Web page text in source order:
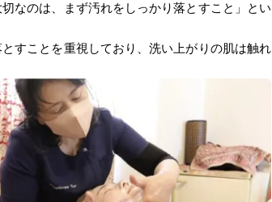
なのは、まず汚れをしっかり落とすこと」とい
すことを重視しており、洗い上がりの肌は触れ